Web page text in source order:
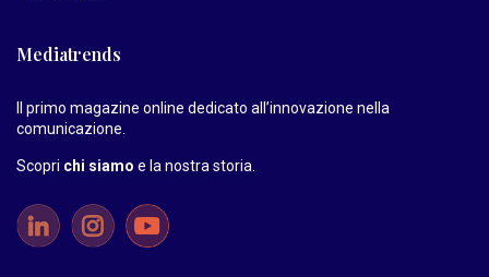
Mediatrends
Il primo magazine online dedicato all’innovazione nella
comunicazione.
Scopri chi siamo e la nostra storia